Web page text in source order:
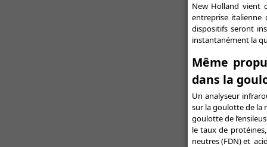
New Holland vient
entreprise italienne
dispositifs seront
instantanément la
Même
dans la
Un analyseur
sur la goulotte de la
goulotte de
le taux de
neutres (FDN) et